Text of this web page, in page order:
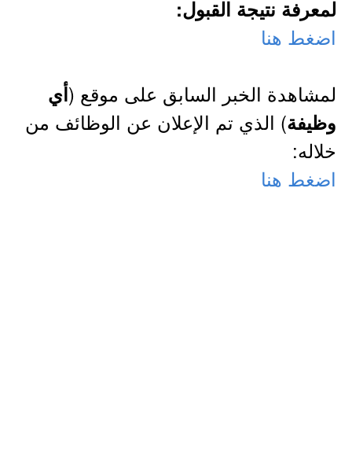
لمعرفة نتيجة القبول:
اضغط هنا
لمشاهدة الخبر السابق على موقع (أي
وظيفة) الذي تم الإعلان عن الوظائف من
خلاله:
اضغط هنا